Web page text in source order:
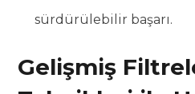
sürdürülebilir başarı.
Gelişmiş